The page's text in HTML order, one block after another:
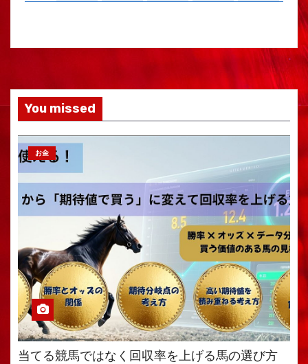
You missed
お金
当てる競馬ではなく回収率を上げる馬の選び方